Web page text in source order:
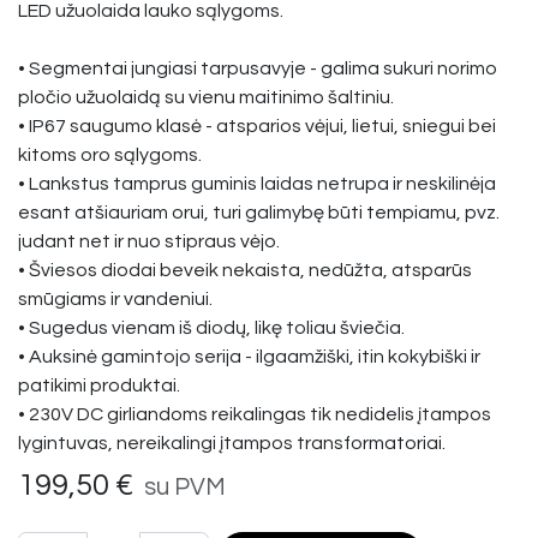
LED užuolaida lauko sąlygoms.
• Segmentai jungiasi tarpusavyje - galima sukuri norimo
pločio užuolaidą su vienu maitinimo šaltiniu.
• IP67 saugumo klasė - atsparios vėjui, lietui, sniegui bei
kitoms oro sąlygoms.
• Lankstus tamprus guminis laidas netrupa ir neskilinėja
esant atšiauriam orui, turi galimybę būti tempiamu, pvz.
judant net ir nuo stipraus vėjo.
• Šviesos diodai beveik nekaista, nedūžta, atsparūs
smūgiams ir vandeniui.
• Sugedus vienam iš diodų, likę toliau šviečia.
• Auksinė gamintojo serija - ilgaamžiški, itin kokybiški ir
patikimi produktai.
• 230V DC girliandoms reikalingas tik nedidelis įtampos
lygintuvas, nereikalingi įtampos transformatoriai.
199,50 € su PVM